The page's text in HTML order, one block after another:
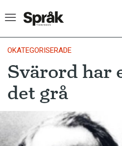
Hem
Artiklar
Språkfrågor
OKATEGORISERADE
Svärord har
det grå